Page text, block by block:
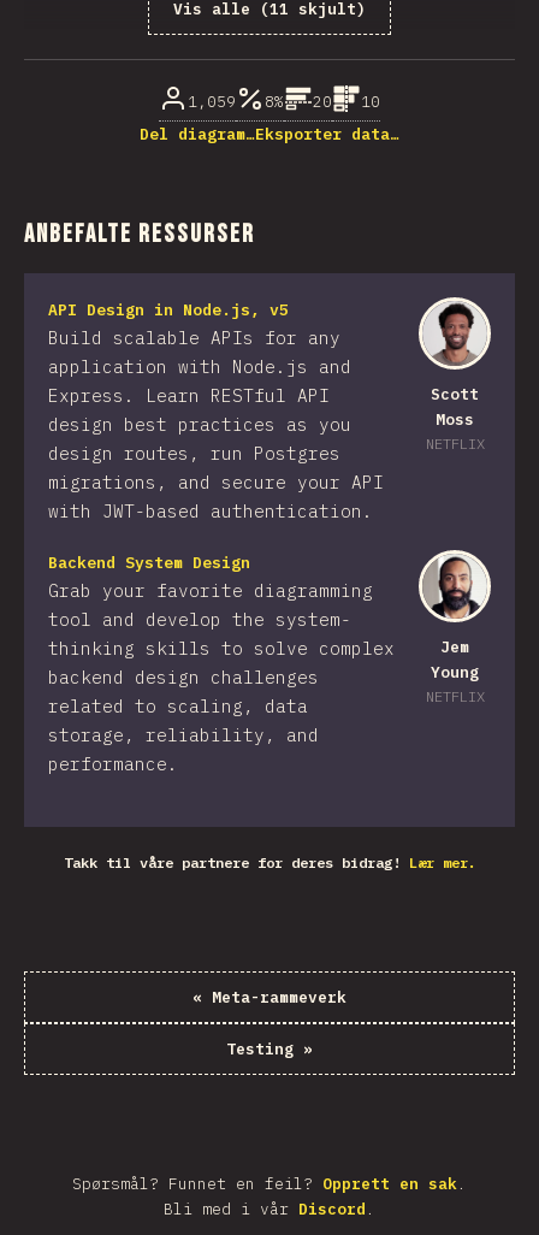
Vis alle (11 skjult)
1,059 8% 20
10
Del diagram…Eksporter data…
Anbefalte ressurser
Scott
Moss
NETFLIX
API Design in Node.js, v5
Build scalable APIs for any
application with Node.js and
Express. Learn RESTful API
design best practices as you
design routes, run Postgres
migrations, and secure your API
with JWT-based authentication.
Jem
Young
NETFLIX
Backend System Design
Grab your favorite diagramming
tool and develop the system-
thinking skills to solve complex
backend design challenges
related to scaling, data
storage, reliability, and
performance.
Takk til våre partnere for deres bidrag! Lær mer.
« Meta-rammeverk
Testing »
Spørsmål? Funnet en feil? Opprett en sak.
Bli med i vår Discord .